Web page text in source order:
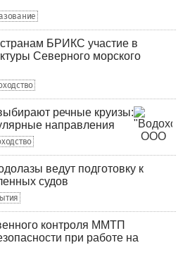
БРИКС участие в
Северного морского
речные круизы:
направления
ведут подготовку к
судов
контроля ММТП
при работе на